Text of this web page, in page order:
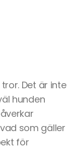
Det är inte
hunden
som gäller
för